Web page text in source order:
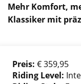
Mehr Komfort,
Klassiker mit
Preis: € 359,95
Riding Level: